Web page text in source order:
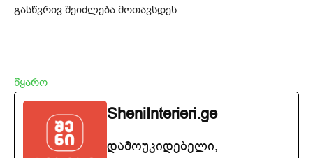
გასწვრივ შეიძლება მოთავსდეს.
წყარო
SheniInterieri.ge
დამოუკიდებელი,